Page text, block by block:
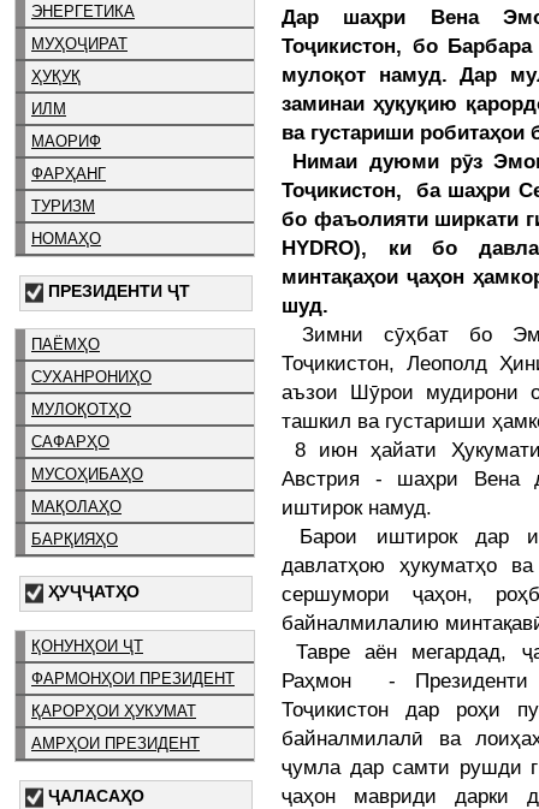
ЭНЕРГЕТИКА
МУҲОҶИРАТ
ҲУҚУҚ
ИЛМ
МАОРИФ
ФАРҲАНГ
ТУРИЗМ
НОМАҲО
ПРЕЗИДЕНТИ ҶТ
ПАЁМҲО
СУХАНРОНИҲО
МУЛОҚОТҲО
САФАРҲО
МУСОҲИБАҲО
МАҚОЛАҲО
БАРҚИЯҲО
ҲУҶҶАТҲО
ҚОНУНҲОИ ҶТ
ФАРМОНҲОИ ПРЕЗИДЕНТ
ҚАРОРҲОИ ҲУКУМАТ
АМРҲОИ ПРЕЗИДЕНТ
ҶАЛАСАҲО
Дар шаҳри Вена
Тоҷикистон, бо
мулоқот намуд. Дар
заминаи ҳуқуқию
ва густариши
Нимаи дуюми рӯз
Тоҷикистон, ба шаҳри
бо фаъолияти ширкати
HYDRO), ки бо
минтақаҳои ҷаҳон
шуд.
Зимни сӯҳбат бо
Тоҷикистон, Леополд
аъзои Шӯрои мудирони
ташкил ва густариши
8 июн ҳайати
Австрия - шаҳри Вена
иштирок намуд.
Барои иштирок дар
давлатҳою ҳукуматҳо
сершумори ҷаҳон,
байналмилалию
Тавре аён мегардад,
Раҳмон - Президенти
Тоҷикистон дар роҳи
байналмилалӣ ва
ҷумла дар самти рушди
ҷаҳон мавриди дарки